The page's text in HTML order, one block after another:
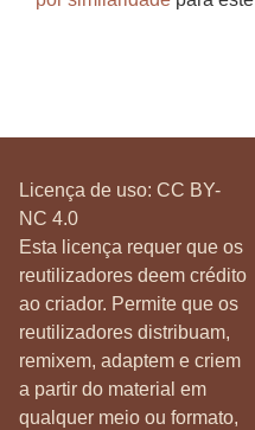
Licença de uso: CC BY-
NC 4.0
Esta licença requer que os
reutilizadores deem crédito
ao criador. Permite que os
reutilizadores distribuam,
remixem, adaptem e criem
a partir do material em
qualquer meio ou formato,